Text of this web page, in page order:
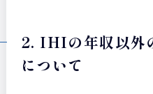
2. IHIの年収以外
について